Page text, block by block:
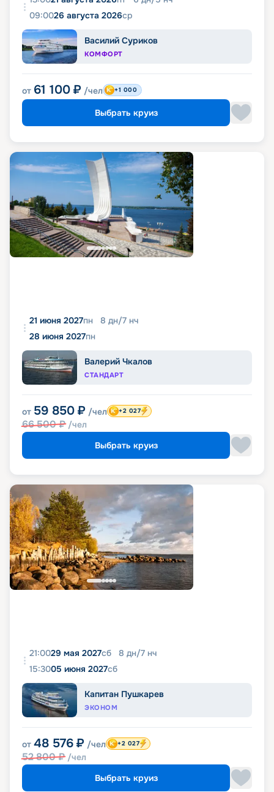
09:0026 августа 2026ср
Василий Суриков
КОМФОРТ
от 61 100 ₽ /чел +1 000
Выбрать круиз
21 июня 2027пн 8 дн/7 нч
28 июня 2027пн
Валерий Чкалов
СТАНДАРТ
от 59 850 ₽ /чел
66 500₽ /чел
+2 027
Выбрать круиз
21:0029 мая 2027сб 8 дн/7 нч
15:3005 июня 2027сб
Капитан Пушкарев
ЭКОНОМ
от 48 576 ₽ /чел
52 800₽ /чел
+2 027
Выбрать круиз